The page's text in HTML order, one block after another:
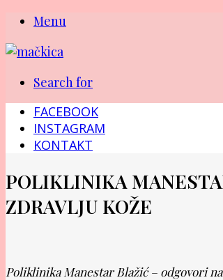
Menu
Search for
FACEBOOK
INSTAGRAM
KONTAKT
POLIKLINIKA
ZDRAVLJU KOŽE
Poliklinika Manestar Blažić – odgovori